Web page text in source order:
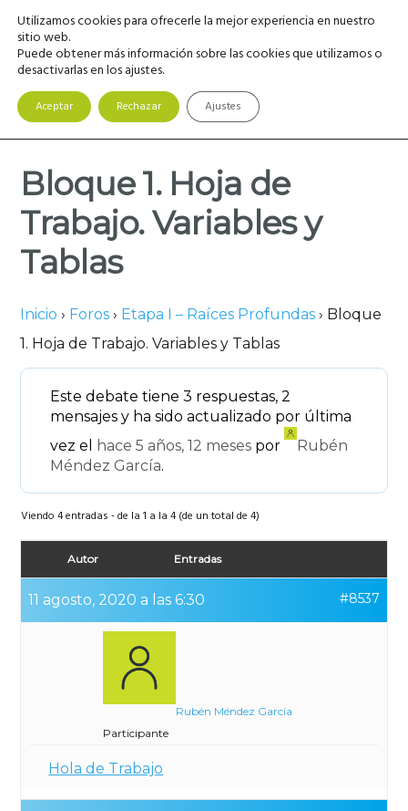
Saltar
navegación
principal
Saltar
contenido
principal
Saltar
barra
lateral
principal
MENU
Bloque 1. Hoja de
Trabajo. Variables y
Tablas
Inicio › Foros › Etapa I – Raíces Profundas › Bloque
1. Hoja de Trabajo. Variables y Tablas
Este debate tiene 3 respuestas, 2
mensajes y ha sido actualizado por última
vez el
hace 5 años, 12 meses por
Rubén
Méndez García.
Viendo 4 entradas - de la 1 a la 4 (de un total de 4)
Autor Entradas
11 agosto, 2020 a las 6:30 #8537
Rubén Méndez García
Participante
Hola de Trabajo
Utilizamos cookies para ofrecerle la mejor experiencia en nuestro
sitio web.
Puede obtener más información sobre las cookies que utilizamos o
desactivarlas en los ajustes.
Aceptar Rechazar Ajustes